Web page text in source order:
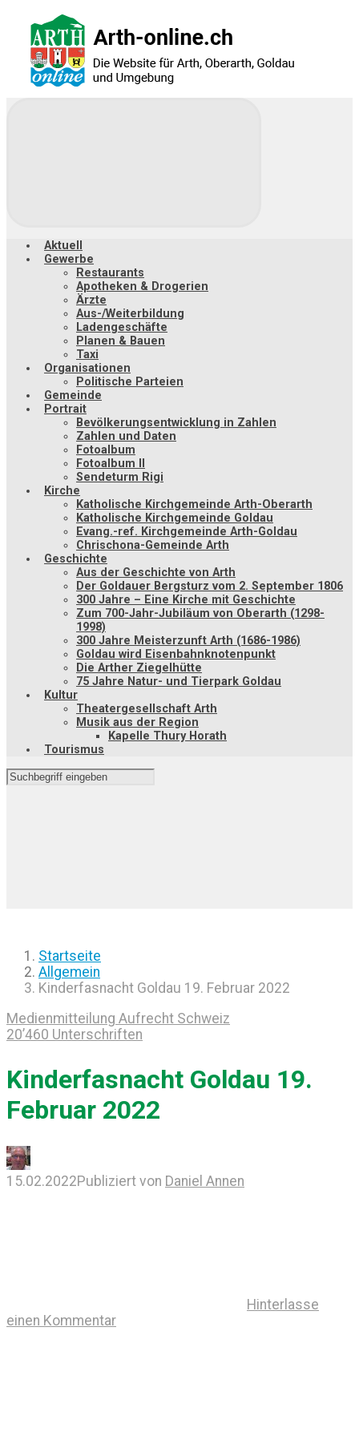
Hauptinhalt
springen
Aktuell
Gewerbe
Restaurants
Apotheken & Drogerien
Ärzte
Aus-/Weiterbildung
Ladengeschäfte
Planen & Bauen
Taxi
Organisationen
Politische Parteien
Gemeinde
Portrait
Bevölkerungsentwicklung in Zahlen
Zahlen und Daten
Fotoalbum
Fotoalbum II
Sendeturm Rigi
Kirche
Katholische Kirchgemeinde Arth-Oberarth
Katholische Kirchgemeinde Goldau
Evang.-ref. Kirchgemeinde Arth-Goldau
Chrischona-Gemeinde Arth
Geschichte
Aus der Geschichte von Arth
Der Goldauer Bergsturz vom 2. September 1806
300 Jahre – Eine Kirche mit Geschichte
Zum 700-Jahr-Jubiläum von Oberarth (1298-
1998)
300 Jahre Meisterzunft Arth (1686-1986)
Goldau wird Eisenbahnknotenpunkt
Die Arther Ziegelhütte
75 Jahre Natur- und Tierpark Goldau
Kultur
Theatergesellschaft Arth
Musik aus der Region
Kapelle Thury Horath
Tourismus
Startseite
Allgemein
Kinderfasnacht Goldau 19. Februar 2022
Medienmitteilung Aufrecht Schweiz
20’460 Unterschriften
Kinderfasnacht Goldau 19.
Februar 2022
15.02.2022Publiziert von Daniel Annen
Hinterlasse
einen Kommentar